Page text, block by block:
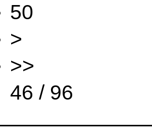
50
>
>>
46 / 96